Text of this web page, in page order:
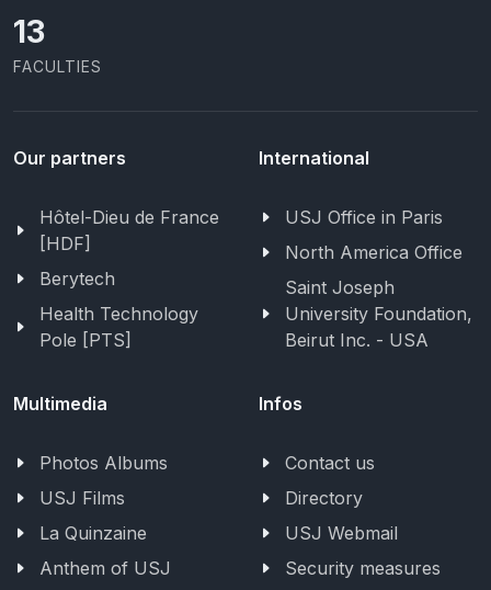
13
FACULTIES
Our partners
Hôtel-Dieu de France
[HDF]
Berytech
Health Technology
Pole [PTS]
International
USJ Office in Paris
North America Office
Saint Joseph
University Foundation,
Beirut Inc. - USA
Multimedia
Photos Albums
USJ Films
La Quinzaine
Anthem of USJ
Infos
Contact us
Directory
USJ Webmail
Security measures